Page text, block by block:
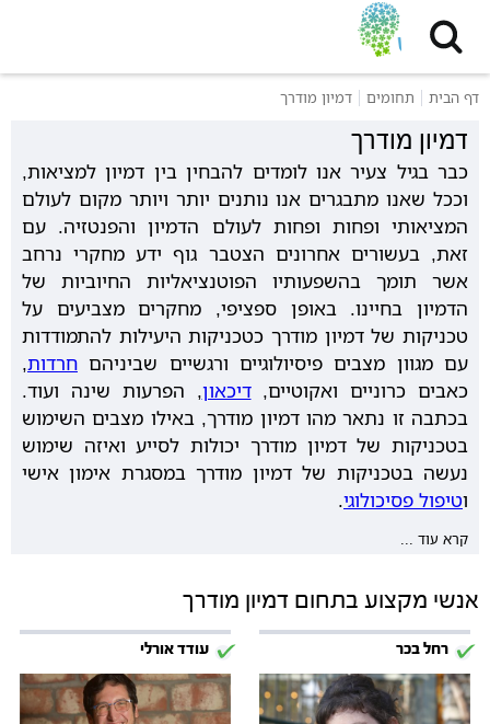
דף הבית תחומים דמיון מודרך
דמיון מודרך
כבר בגיל צעיר אנו לומדים להבחין בין דמיון למציאות,
וככל שאנו מתבגרים אנו נותנים יותר ויותר מקום לעולם
המציאותי ופחות ופחות לעולם הדמיון והפנטזיה. עם
זאת, בעשורים אחרונים הצטבר גוף ידע מחקרי נרחב
אשר תומך בהשפעותיו הפוטנציאליות החיוביות של
הדמיון בחיינו. באופן ספציפי, מחקרים מצביעים על
טכניקות של דמיון מודרך כטכניקות היעילות להתמודדות
עם מגוון מצבים פיסיולוגיים ורגשיים שביניהם חרדות,
כאבים כרוניים ואקוטיים,דיכאון, הפרעות שינה ועוד.
בכתבה זו נתאר מהו דמיון מודרך, באילו מצבים השימוש
בטכניקות של דמיון מודרך יכולות לסייע ואיזה שימוש
נעשה בטכניקות של דמיון מודרך במסגרת אימון אישי
וטיפול פסיכולוגי.
קרא עוד ...
אנשי מקצוע בתחום דמיון מודרך
רחל בכר עודד אורלי